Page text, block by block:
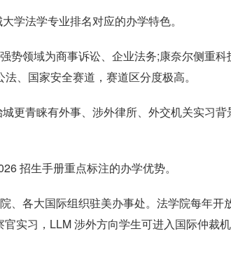
学法学专业排名对应的办学特色。
势领域为商事诉讼、企业法务;康奈尔侧重科
、国家安全赛道，赛道区分度极高。
更青睐有外事、涉外律所、外交机关实习背
招生手册重点标注的办学优势。
、各大国际组织驻美办事处。法学院每年开
实习，LLM 涉外方向学生可进入国际仲裁